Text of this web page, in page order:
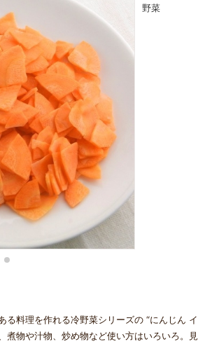
野菜
る料理を作れる冷野菜シリーズの “にんじん イ
煮物や汁物、炒め物など使い方はいろいろ。